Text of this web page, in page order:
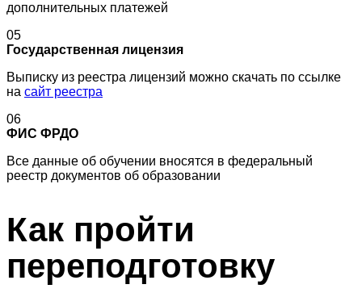
дополнительных платежей
05
Государственная лицензия
Выписку из реестра лицензий можно скачать по ссылке
на сайт реестра
06
ФИС ФРДО
Все данные об обучении вносятся в федеральный
реестр документов об образовании
Как пройти
переподготовку